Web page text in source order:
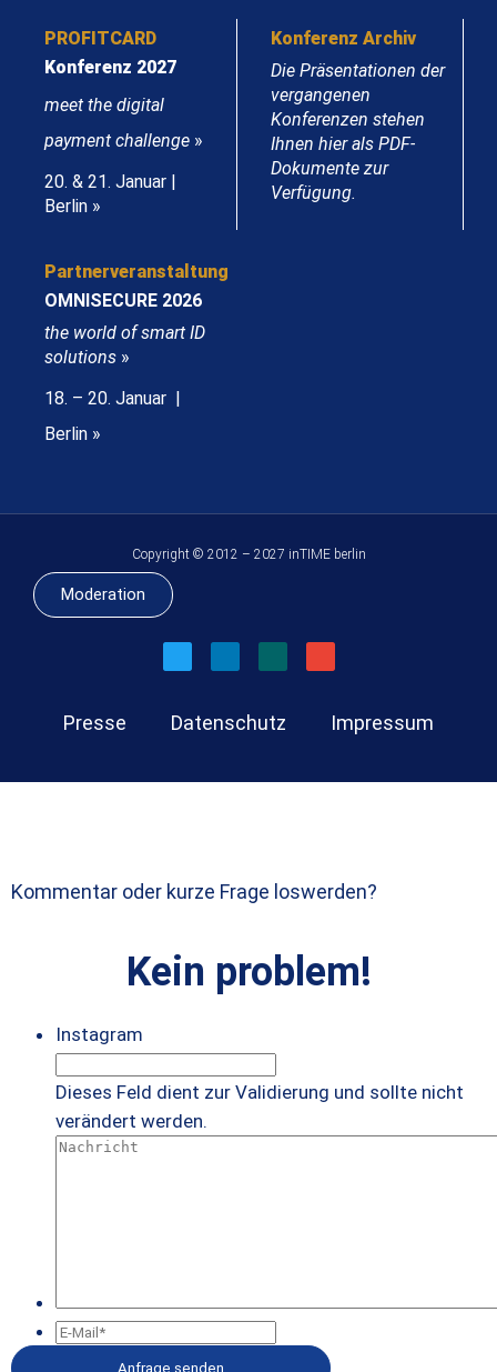
PROFITCARD
Konferenz 2027
meet the digital
payment challenge »
20. & 21. Januar |
Berlin »
Konferenz Archiv
Die Präsentationen der
vergangenen
Konferenzen stehen
Ihnen hier als PDF-
Dokumente zur
Verfügung.
Partnerveranstaltung
OMNISECURE 2026
the world of smart ID
solutions »
18. – 20. Januar |
Berlin »
Copyright © 2012 – 2027 inTIME berlin
Moderation
Presse Datenschutz Impressum
Kommentar oder kurze Frage loswerden?
Kein problem!
Instagram
Dieses Feld dient zur Validierung und sollte nicht
verändert werden.